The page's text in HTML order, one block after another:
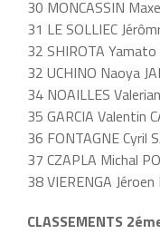
30 MONCASSIN
31 LE SOLLIEC
32 SHIROTA Yamato
32 UCHINO Naoya
34 NOAILLES
35 GARCIA Valentin
36 FONTAGNE Cyril
37 CZAPLA Michal
38 VIERENGA
CLASSEMENTS